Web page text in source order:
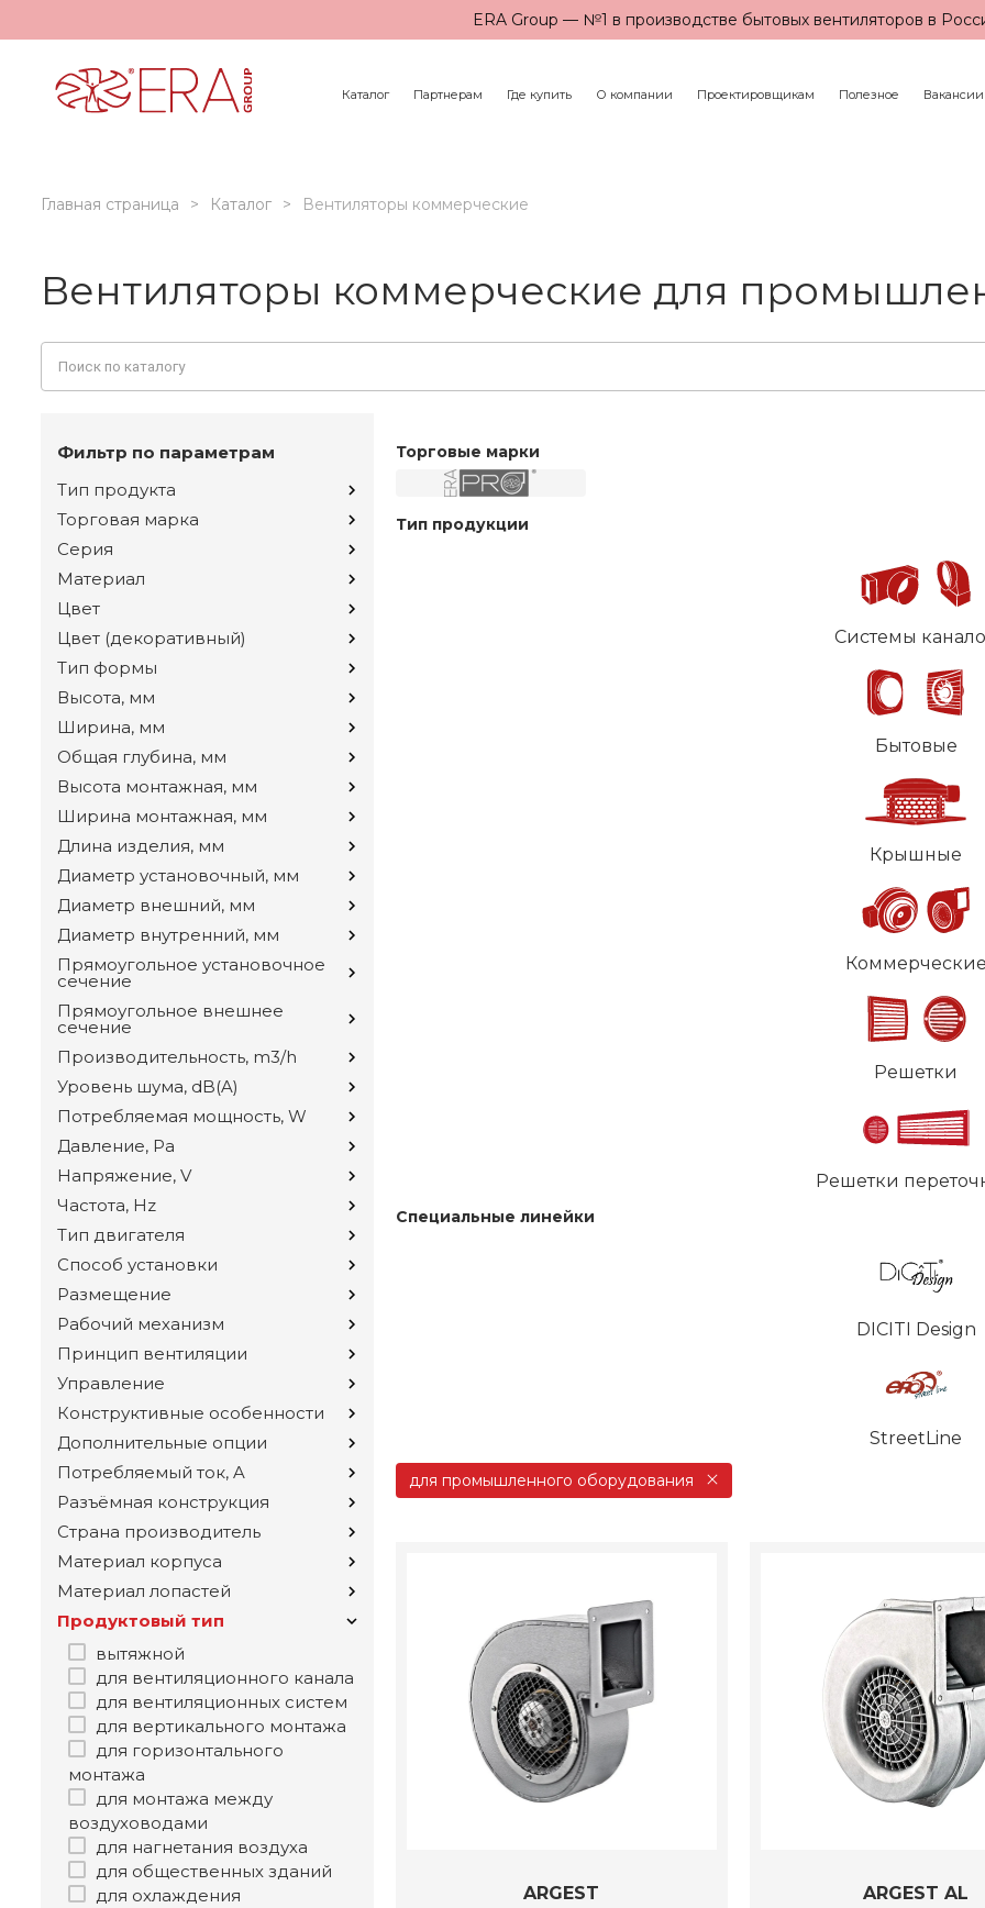
ERA Group — №1 в производстве бытовых вентиляторов в
Каталог Партнерам Где купить О компании Проектировщикам Полезное Вакансии
Главная страница Каталог Вентиляторы коммерческие
Вентиляторы коммерческие для
Фильтр по параметрам
Тип продукта
Торговая марка
Серия
Материал
Цвет
Цвет (декоративный)
Тип формы
Высота, мм
Ширина, мм
Общая глубина, мм
Высота монтажная, мм
Ширина монтажная, мм
Длина изделия, мм
Диаметр установочный, мм
Диаметр внешний, мм
Диаметр внутренний, мм
Прямоугольное установочное
сечение
Прямоугольное внешнее
сечение
Производительность, m3/h
Уровень шума, dB(A)
Потребляемая мощность, W
Давление, Pa
Напряжение, V
Частота, Hz
Тип двигателя
Способ установки
Размещение
Рабочий механизм
Принцип вентиляции
Управление
Конструктивные особенности
Дополнительные опции
Потребляемый ток, A
Разъёмная конструкция
Страна производитель
Материал корпуса
Материал лопастей
Продуктовый тип
вытяжной
для вентиляционного канала
для вентиляционных систем
для вертикального монтажа
для горизонтального
монтажа
для монтажа между
воздуховодами
для нагнетания воздуха
для общественных зданий
для охлаждения
Торговые марки
Тип продукции
Системы
Бытовые
Крышные
Решетки
Решетки
Специальные линейки
DICITI Design
StreetLine
для промышленного оборудования
ARGEST ARGEST AL